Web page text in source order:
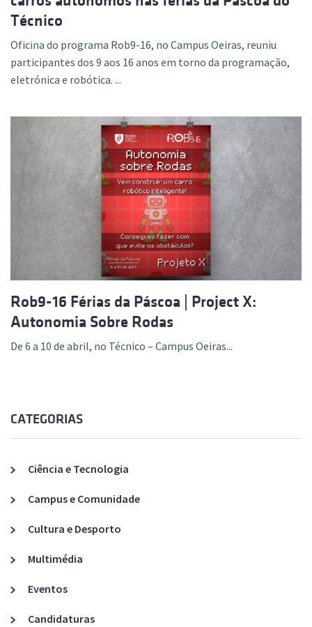
Técnico
Oficina do programa Rob9-16, no Campus Oeiras, reuniu
participantes dos 9 aos 16 anos em torno da programação,
eletrónica e robótica. ...
Rob9-16 Férias da Páscoa | Project X:
Autonomia Sobre Rodas
De 6 a 10 de abril, no Técnico – Campus Oeiras...
CATEGORIAS
Ciência e Tecnologia
Campus e Comunidade
Cultura e Desporto
Multimédia
Eventos
Candidaturas